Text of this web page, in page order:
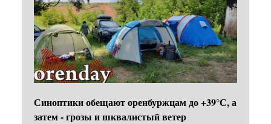
Синоптики обещают оренбуржцам до +39°С, а
затем - грозы и шквалистый ветер